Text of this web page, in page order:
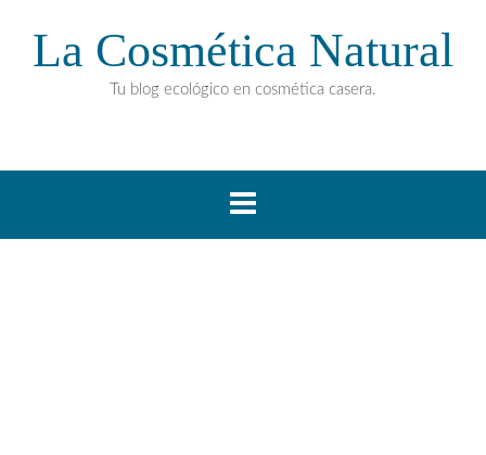
La Cosmética Natural
Tu blog ecológico en cosmética casera.